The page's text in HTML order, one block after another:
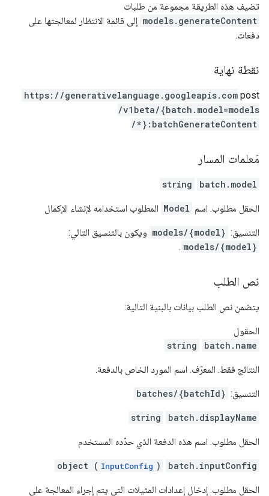
تضيف هذه الطريقة مجموعة من طلبات
models.generateContent إلى قائمة الانتظار لمعالجتها على
دفعات.
نقطة نهاية
post
https: / /generativelanguage.googleapis.com
/v1beta/{batch.model=models
/*}:batchGenerateContent
مَعلمات المسار
batch.model
string
الحقل مطلوب. اسم Model المطلوب استخدامه لإنشاء الإكمال
التنسيق: models/{model} ويكون بالتنسيق التالي:
models/{model}
.
نص الطلب
يتضمن نص الطلب بيانات بالبنية التالية:
الحقول
batch.name
string
النتائج فقط. المعرّف. اسم المورد الخاص بالدفعة.
التنسيق: batches/{batchId}
batch.displayName
string
الحقل مطلوب. اسم هذه الدفعة الذي حدّده المستخدم
batch.inputConfig
object ( InputConfig )
الحقل مطلوب. إدخال إعدادات المثيلات التي يتم إجراء المعالجة على